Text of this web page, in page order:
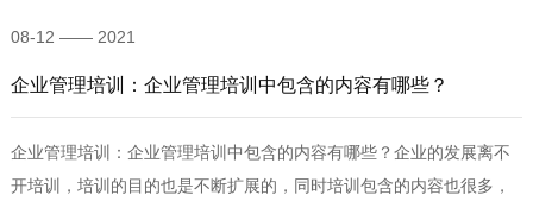
08-12 —— 2021
企业管理培训：企业管理培训中包含的内容有哪些？
企业管理培训：企业管理培训中包含的内容有哪些？企业的发展离不
开培训，培训的目的也是不断扩展的，同时培训包含的内容也很多，